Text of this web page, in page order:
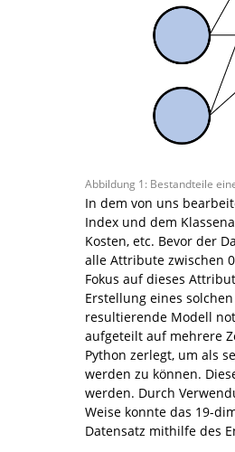
Abbildung 1: Bestandteile
In dem von uns
Index und dem
Kosten, etc. Bevor der
alle Attribute zwischen
Fokus auf dieses
Erstellung eines
resultierende Modell
aufgeteilt auf mehrere
Python zerlegt, um als
werden zu können.
werden. Durch
Weise konnte das 19-
Datensatz mithilfe des